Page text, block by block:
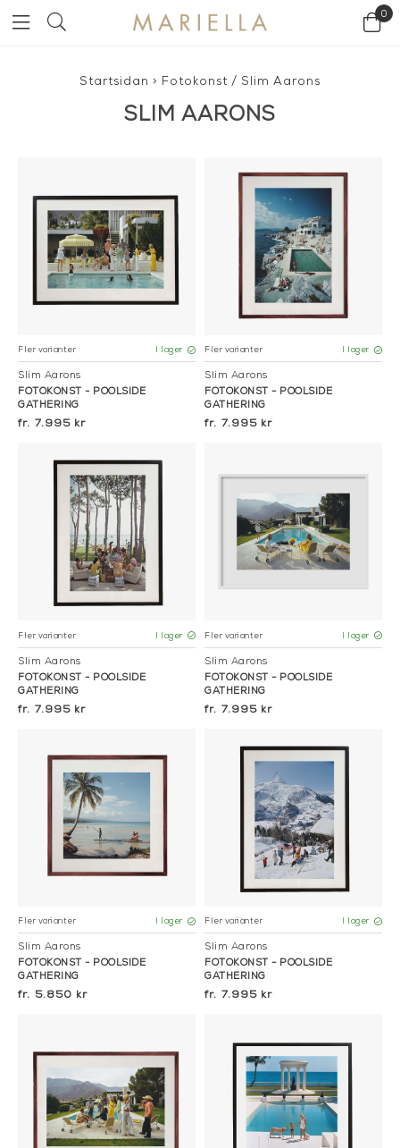
0
Startsidan > Fotokonst / Slim Aarons
SLIM AARONS
Fler varianter I lager
Slim Aarons
FOTOKONST - POOLSIDE
GATHERING
7.995 kr
Fler varianter I lager
Slim Aarons
FOTOKONST - POOLSIDE
GATHERING
7.995 kr
Fler varianter I lager
Slim Aarons
FOTOKONST - POOLSIDE
GATHERING
7.995 kr
Fler varianter I lager
Slim Aarons
FOTOKONST - POOLSIDE
GATHERING
7.995 kr
Fler varianter I lager
Slim Aarons
FOTOKONST - POOLSIDE
GATHERING
5.850 kr
Fler varianter I lager
Slim Aarons
FOTOKONST - POOLSIDE
GATHERING
7.995 kr